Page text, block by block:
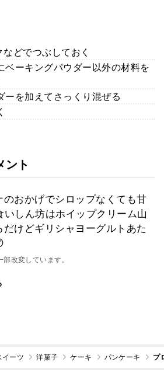
どでつぶしておく
ベーキングパウダー以外の材料を
を加えてさっくり混ぜる
ント
おかげでシロップなくても甘
いしん坊はホイップクリーム山
けどギリシャヨーグルトあた
改変しています。
イーツ 洋菓子 ケーキ パンケーキ プ